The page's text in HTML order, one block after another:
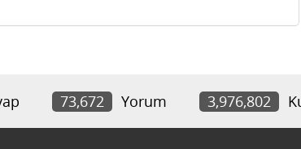
73,672 Yorum 3,976,802